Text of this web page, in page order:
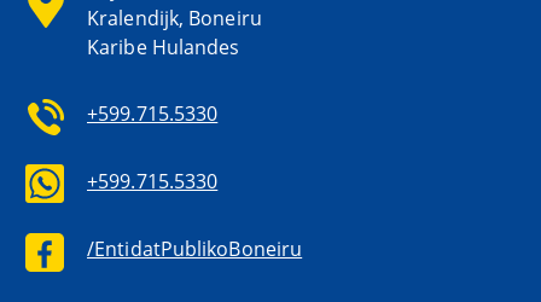
Kralendijk, Boneiru
Karibe Hulandes
+599.715.5330
+599.715.5330
/EntidatPublikoBoneiru